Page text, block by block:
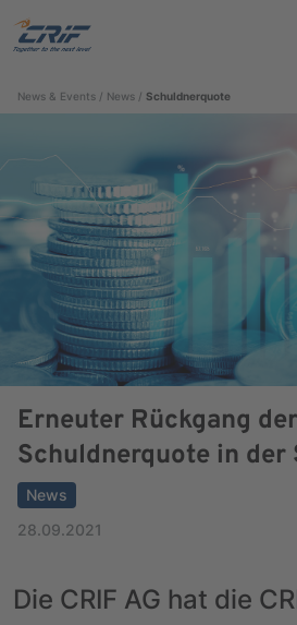
News & Events News Schuldnerquote
Erneuter Rückgang der
Schuldnerquote in der
News
28.09.2021
Die CRIF AG hat die